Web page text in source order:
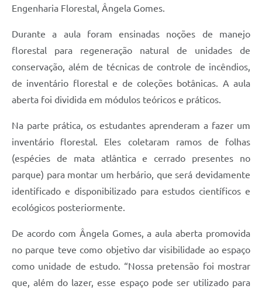
Engenharia Florestal, Ângela Gomes.
Durante a aula foram ensinadas noções de manejo
florestal para regeneração natural de unidades de
conservação, além de técnicas de controle de incêndios,
de inventário florestal e de coleções botânicas. A aula
aberta foi dividida em módulos teóricos e práticos.
Na parte prática, os estudantes aprenderam a fazer um
inventário florestal. Eles coletaram ramos de folhas
(espécies de mata atlântica e cerrado presentes no
parque) para montar um herbário, que será devidamente
identificado e disponibilizado para estudos científicos e
ecológicos posteriormente.
De acordo com Ângela Gomes, a aula aberta promovida
no parque teve como objetivo dar visibilidade ao espaço
como unidade de estudo. “Nossa pretensão foi mostrar
que, além do lazer, esse espaço pode ser utilizado para